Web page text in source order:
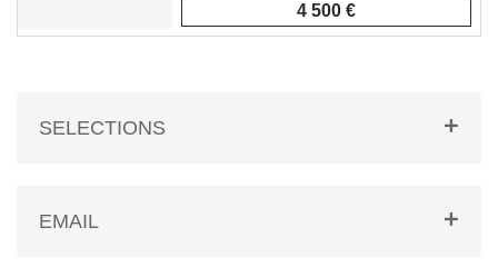
4 500 €
SELECTIONS
EMAIL